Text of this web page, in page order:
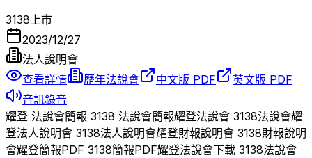
3138上市
2023/12/27
法人說明會
查看詳情
歷年法說會 中文版 PDF
英文版 PDF
音訊錄音
耀登 法說會簡報 3138 法說會簡報耀登法說會 3138法說會耀
登法人說明會 3138法人說明會耀登財報說明會 3138財報說明
會耀登簡報PDF 3138簡報PDF耀登法說會下載 3138法說會